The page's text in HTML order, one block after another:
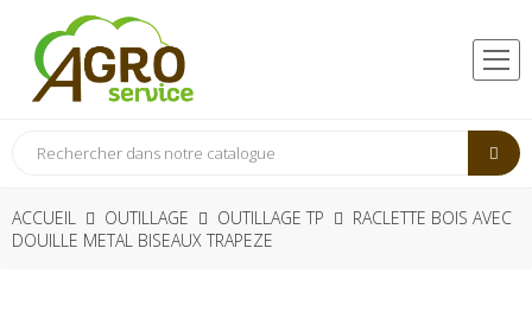
ACCUEIL OUTILLAGE OUTILLAGE TP
RACLETTE BOIS AVEC
DOUILLE METAL BISEAUX TRAPEZE